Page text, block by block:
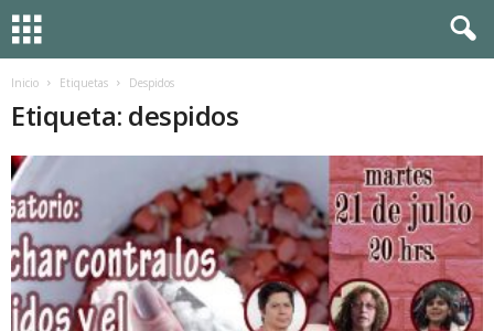
Inicio Etiquetas Despidos
Etiqueta: despidos